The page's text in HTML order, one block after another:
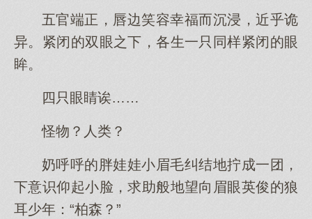
五官端正，唇边笑容幸福而沉浸，近乎诡
异。紧闭的双眼之下，各生一只同样紧闭的眼
眸。
四只眼睛诶……
怪物？人类？
奶呼呼的胖娃娃小眉毛纠结地拧成一团，
下意识仰起小脸，求助般地望向眉眼英俊的狼
耳少年：“柏森？”